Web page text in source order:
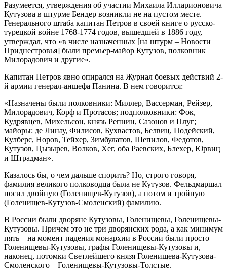
Разумеется, утверждения об участии Михаила Илларионовича
Кутузова в штурме Бендер возникли не на пустом месте.
Генерального штаба капитан Петров в своей книге о русско-
турецкой войне 1768-1774 годов, вышедшей в 1886 году,
утверждал, что «в числе назначенных [на штурм – Новости
Приднестровья] были премьер-майор Кутузов, полковник
Милорадович и другие».
Капитан Петров явно опирался на Журнал боевых действий 2-
й армии генерал-аншефа Панина. В нем говорится:
«Назначены были полковники: Миллер, Вассерман, Рейзер,
Милорадович, Корф и Протасов; подполковники: Фок,
Кудрявцев, Михельсон, князь Репнин, Сазонов и Плуг;
майоры: де Линау, Филисов, Бухвастов, Белвиц, Подейский,
Кулберс, Норов, Тейхер, Зимбулатов, Шепилов, Федотов,
Кутузов, Цызырев, Волков, Хег, оба Раевских, Блехер, Юрвиц
и Штрадман».
Казалось бы, о чем дальше спорить? Но, строго говоря,
фамилия великого полководца была не Кутузов. Фельдмаршал
носил двойную (Голенищев-Кутузов), а потом и тройную
(Голенищев-Кутузов-Смоленский) фамилию.
В России были дворяне Кутузовы, Голенищевы, Голенищевы-
Кутузовы. Причем это не три дворянских рода, а как минимум
пять – на момент падения монархии в России были просто
Голенищевы-Кутузовы, графы Голенищевы-Кутузовы и,
наконец, потомки Светлейшего князя Голенищева-Кутузова-
Смоленского – Голенищевы-Кутузовы-Толстые.